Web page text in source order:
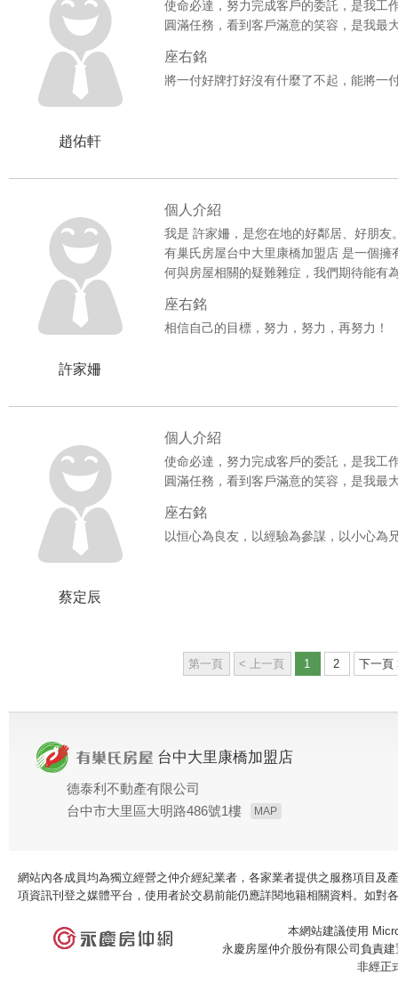
使命必達，努力完成客戶的委託，是我工
圓滿任務，看到客戶滿意的笑容，是我最
座右銘
將一付好牌打好沒有什麼了不起，能將一
趙佑軒
個人介紹
我是 許家姍，是您在地的好鄰居、好朋友
有巢氏房屋台中大里康橋加盟店 是一個
何與房屋相關的疑難雜症，我們期待能有
座右銘
相信自己的目標，努力，努力，再努力！
許家姍
個人介紹
使命必達，努力完成客戶的委託，是我工
圓滿任務，看到客戶滿意的笑容，是我最
座右銘
以恒心為良友，以經驗為參謀，以小心為
蔡定辰
第一頁 < 上一頁 1 2 下一頁
台中大里康橋加盟店
德泰利不動產有限公司
台中市大里區大明路486號1樓
MAP
網站內各成員均為獨立經營之仲介經紀業者，各家業者提供之服務項目
項資訊刊登之媒體平台，使用者於交易前能仍應詳閱地籍相關資料。如對
本網站建議使用
永慶房屋仲介股份有限公司負責
非經正